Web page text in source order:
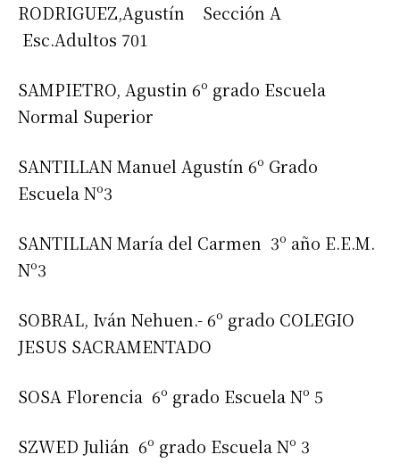
RODRIGUEZ,Agustín Sección A
Esc.Adultos 701
SAMPIETRO, Agustin 6º grado Escuela
Normal Superior
SANTILLAN Manuel Agustín 6º Grado
Escuela Nº3
SANTILLAN María del Carmen 3º año E.E.M.
Nº3
SOBRAL, Iván Nehuen.- 6º grado COLEGIO
JESUS SACRAMENTADO
SOSA Florencia 6º grado Escuela Nº 5
SZWED Julián 6º grado Escuela Nº 3